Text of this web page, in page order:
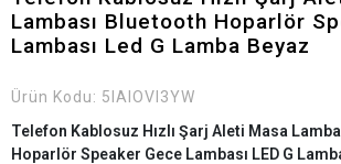
Lambası Bluetooth Hoparlör
Lambası Led G Lamba Beyaz
Ürün Kodu: 5IAIOVI3YW
Telefon Kablosuz Hızlı Şarj Aleti Masa
Hoparlör Speaker Gece Lambası LED G